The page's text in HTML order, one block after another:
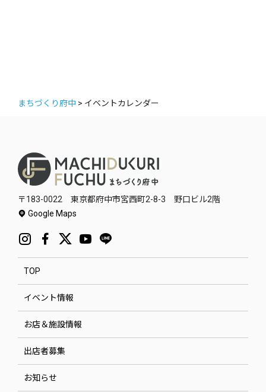
まちづくり府中 > イベントカレンダー
〒183-0022 東京都府中市宮西町2-8-3 野口ビル2階
Google Maps
TOP
イベント情報
お店＆施設情報
出店者募集
お知らせ